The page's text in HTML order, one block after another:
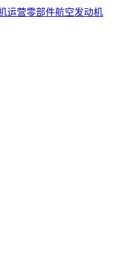
运营零部件航空发动机